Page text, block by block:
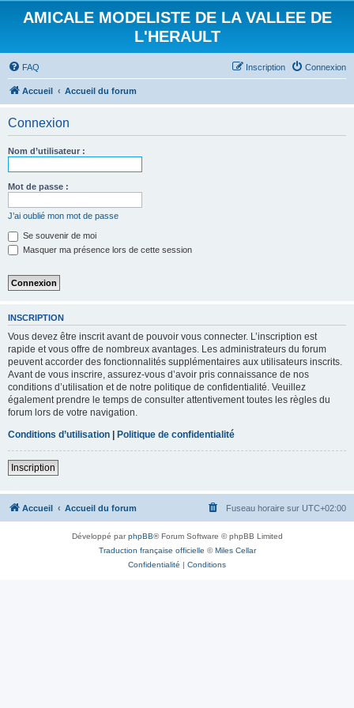
AMICALE MODELISTE DE LA VALLEE DE
L'HERAULT
FAQ Connexion
Inscription
Accueil Accueil du forum
Connexion
Nom d’utilisateur :
Mot de passe :
J’ai oublié mon mot de passe
Se souvenir de moi
Masquer ma présence lors de cette session
INSCRIPTION
Vous devez être inscrit avant de pouvoir vous connecter. L’inscription est
rapide et vous offre de nombreux avantages. Les administrateurs du forum
peuvent accorder des fonctionnalités supplémentaires aux utilisateurs inscrits.
Avant de vous inscrire, assurez-vous d’avoir pris connaissance de nos
conditions d’utilisation et de notre politique de confidentialité. Veuillez
également prendre le temps de consulter attentivement toutes les règles du
forum lors de votre navigation.
Conditions d’utilisation | Politique de confidentialité
Inscription
Accueil Accueil du forum Fuseau horaire sur UTC+02:00
Développé parphpBB® Forum Software © phpBB Limited
Traduction française officielle ©Miles Cellar
Confidentialité | Conditions